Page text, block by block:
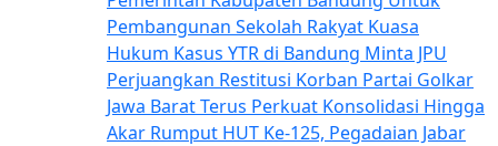
Pembangunan Sekolah Rakyat Kuasa
Hukum Kasus YTR di Bandung Minta JPU
Perjuangkan Restitusi Korban Partai Golkar
Jawa Barat Terus Perkuat Konsolidasi Hingga
Akar Rumput HUT Ke-125, Pegadaian Jabar